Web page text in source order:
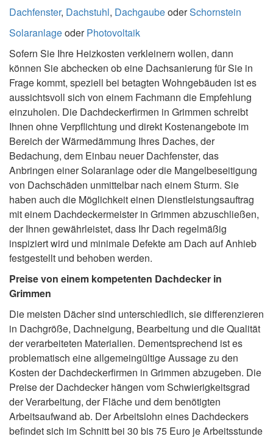
Dachfenster, Dachstuhl, DachgaubeoderSchornstein
SolaranlageoderPhotovoltaik
Sofern Sie Ihre Heizkosten verkleinern wollen, dann
können Sie abchecken ob eine Dachsanierung für Sie in
Frage kommt, speziell bei betagten Wohngebäuden ist es
aussichtsvoll sich von einem Fachmann die Empfehlung
einzuholen. Die Dachdeckerfirmen in Grimmen schreibt
Ihnen ohne Verpflichtung und direkt Kostenangebote im
Bereich der Wärmedämmung Ihres Daches, der
Bedachung, dem Einbau neuer Dachfenster, das
Anbringen einer Solaranlage oder die Mangelbeseitigung
von Dachschäden unmittelbar nach einem Sturm. Sie
haben auch die Möglichkeit einen Dienstleistungsauftrag
mit einem Dachdeckermeister in Grimmen abzuschließen,
der Ihnen gewährleistet, dass Ihr Dach regelmäßig
inspiziert wird und minimale Defekte am Dach auf Anhieb
festgestellt und behoben werden.
Preise von einem kompetenten Dachdecker in
Grimmen
Die meisten Dächer sind unterschiedlich, sie differenzieren
in Dachgröße, Dachneigung, Bearbeitung und die Qualität
der verarbeiteten Materialien. Dementsprechend ist es
problematisch eine allgemeingültige Aussage zu den
Kosten der Dachdeckerfirmen in Grimmen abzugeben. Die
Preise der Dachdecker hängen vom Schwierigkeitsgrad
der Verarbeitung, der Fläche und dem benötigten
Arbeitsaufwand ab. Der Arbeitslohn eines Dachdeckers
befindet sich im Schnitt bei 30 bis 75 Euro je Arbeitsstunde